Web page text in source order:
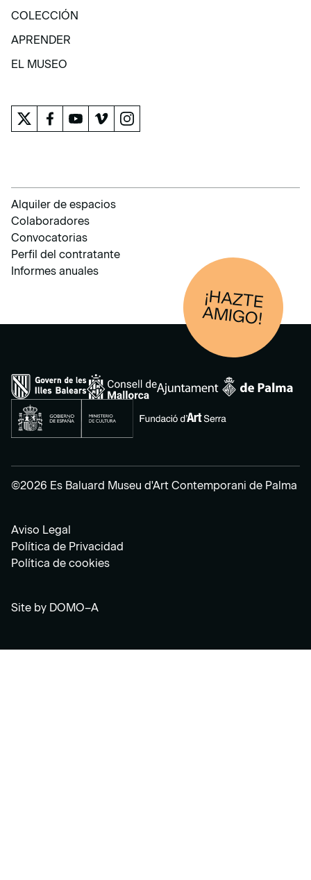
EXPOSICIONES Y ACTIVIDADES
COLECCIÓN
COLECCIÓN
APRENDER
APRENDER
EL MUSEO
Alquiler de espacios
Colaboradores
Convocatorias
Perfil del contratante
Informes anuales
¡HAZTE
AM
IGO!
©2026 Es Baluard Museu d'Art Contemporani de Palma
Aviso Legal
Política de Privacidad
Política de cookies
Site by DOMO–A